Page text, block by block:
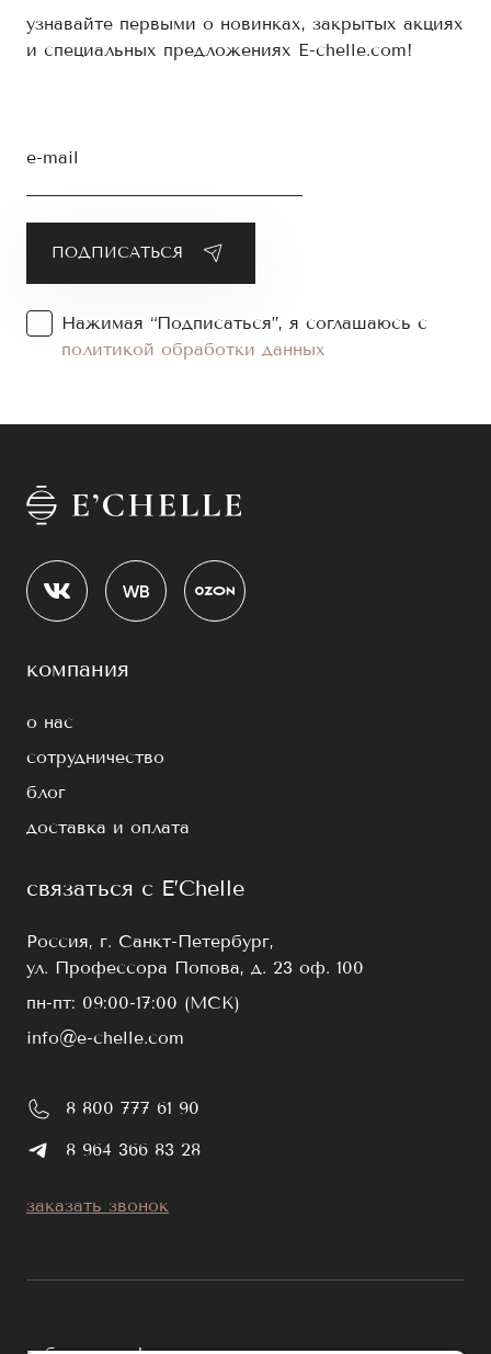
узнавайте первыми о новинках, закрытых акциях
и специальных предложениях E-chelle.com!
e-mail
Нажимая “Подписаться”, я соглашаюсь с
политикой обработки данных
компания
о нас
сотрудничество
блог
доставка и оплата
связаться с E’Chelle
Россия, г. Санкт-Петербург,
ул. Профессора Попова, д. 23 оф. 100
пн-пт: 09:00-17:00 (МСК)
info@e-chelle.com
8 800 777 61 90
8 964 366 83 28
заказать звонок